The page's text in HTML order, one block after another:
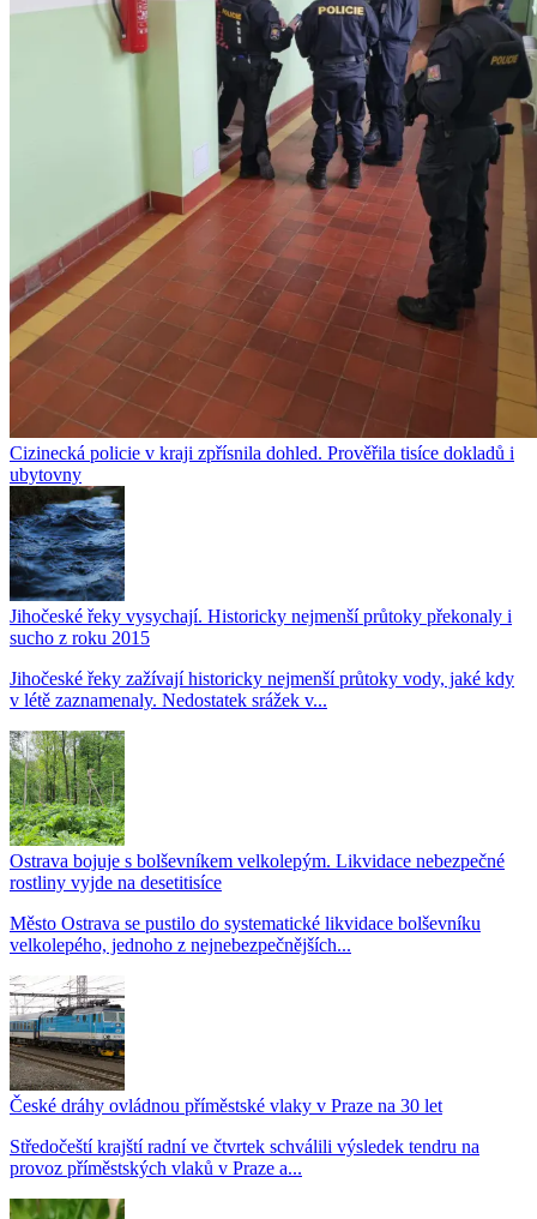
Cizinecká policie v kraji zpřísnila dohled. Prověřila tisíce dokladů i
ubytovny
Jihočeské řeky vysychají. Historicky nejmenší průtoky překonaly i
sucho z roku 2015
Jihočeské řeky zažívají historicky nejmenší průtoky vody, jaké kdy
v létě zaznamenaly. Nedostatek srážek v...
Ostrava bojuje s bolševníkem velkolepým. Likvidace nebezpečné
rostliny vyjde na desetitisíce
Město Ostrava se pustilo do systematické likvidace bolševníku
velkolepého, jednoho z nejnebezpečnějších...
České dráhy ovládnou příměstské vlaky v Praze na 30 let
Středočeští krajští radní ve čtvrtek schválili výsledek tendru na
provoz příměstských vlaků v Praze a...